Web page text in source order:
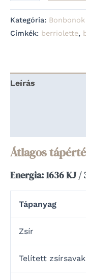
Kategória: Bonbonok
Címkék: berriolette,
Leírás
Átlagos
Energia: 1636 KJ /
Tápanyag
Zsír
Telített zsírsavak